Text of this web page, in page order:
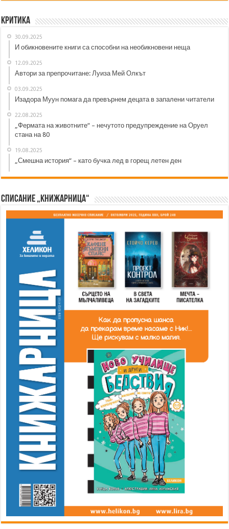
Критика
30.09.2025
И обикновените книги са способни на необикновени неща
12.09.2025
Автори за препрочитане: Луиза Мей Олкът
03.09.2025
Изадора Муун помага да превърнем децата в запалени читатели
22.08.2025
„Фермата на животните“ – нечутото предупреждение на Оруел
стана на 80
19.08.2025
„Смешна история“ – като бучка лед в горещ летен ден
Списание „Книжарница“